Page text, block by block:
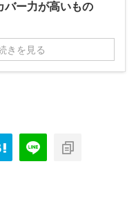
バー力が高いもの
きを見る